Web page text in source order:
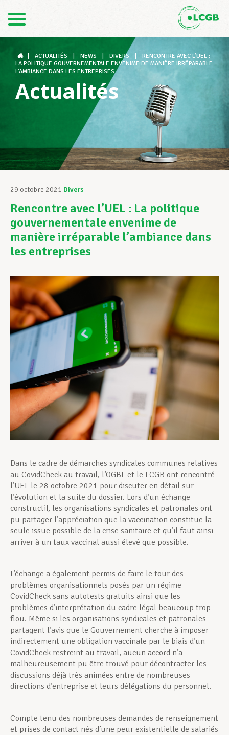
DE
Le LCGB
Structures syndicales
Assistance au Travail
Vos droits
Assistance en vie privée
Développement professionnel
Devenir Membre
Actualités
ACTUALITÉS NEWS DIVERS
RENCONTRE AVEC L’UEL :
LA POLITIQUE GOUVERNEMENTALE ENVENIME DE MANIÈRE IRRÉPARABLE
L’AMBIANCE DANS LES ENTREPRISES
Actualités
29 octobre 2021 Divers
Rencontre avec l’UEL : La politique
gouvernementale envenime de
manière irréparable l’ambiance dans
les entreprises
Dans le cadre de démarches syndicales communes relatives
au CovidCheck au travail, l’OGBL et le LCGB ont rencontré
l’UEL le 28 octobre 2021 pour discuter en détail sur
l’évolution et la suite du dossier. Lors d’un échange
constructif, les organisa­tions syndicales et patronales ont
pu partager l’ap­préciation que la vaccination constitue la
seule issue possible de la crise sanitaire et qu’il faut ainsi
arriver à un taux vaccinal aussi élevé que possible.
L’échange a également permis de faire le tour des
problèmes organisationnels posés par un régime
CovidCheck sans autotests gratuits ainsi que les
problèmes d’interprétation du cadre légal beau­coup trop
flou. Même si les organisations syndicales et patronales
partagent l’avis que le Gouvernement cherche à imposer
indirectement une obligation vaccinale par le biais d’un
CovidCheck restreint au travail, aucun accord n’a
malheureusement pu être trouvé pour décontracter les
discussions déjà très animées entre de nombreuses
directions d’entre­prise et leurs délégations du personnel.
Compte tenu des nombreuses demandes de ren­seignement
et prises de contact nés d’une peur existentielle de salariés